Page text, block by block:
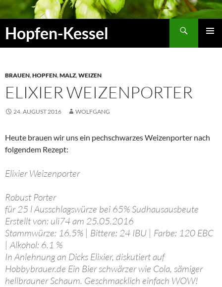
Zum
Inhalt
springen
Hopfen-Kessel
BRAUEN,HOPFEN,MALZ,WEIZEN
ELIXIER WEIZENPORTER
24. AUGUST 2016 WOLFGANG
Heute brauen wir uns ein pechschwarzes Weizenporter nach
folgendem Rezept:
Elixier Weizenporter
Robust Porter
für 25 l Ausschlagswürze bei 65% Sudhausausbeute
Erstellt von: uli74 am 25.05.2016
Stammwürze: 16.5% | Bittere: 24 IBU | Farbe: 120 EBC
| Alkohol: 6.1 %
In Anlehnung an Dicks Elixier, diskutiert auf
Hobbybrauer.de Ein Bier schwärzer wie Cola, sämiger
hellbrauner Schaum. Geschmacklich einfach WOW!